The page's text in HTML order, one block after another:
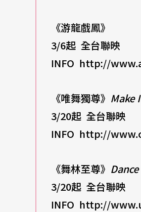
《游龍戲鳳》
3/6起 全台聯映
INFO http://
《唯舞獨尊》 Make
3/20起 全台聯映
INFO http://
《舞林至尊》
3/20起 全台聯映
INFO http://